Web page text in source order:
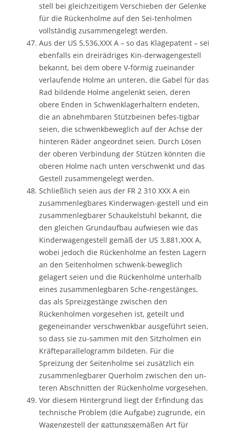
stell bei gleichzeitigem Verschieben der Gelenke
für die Rückenholme auf den Sei-tenholmen
vollständig zusammengelegt werden.
Aus der US 5,536,XXX A – so das Klagepatent – sei
ebenfalls ein dreirädriges Kin-derwagengestell
bekannt, bei dem obere V-förmig zueinander
verlaufende Holme an unteren, die Gabel für das
Rad bildende Holme angelenkt seien, deren
obere Enden in Schwenklagerhaltern endeten,
die an abnehmbaren Stützbeinen befes-tigbar
seien, die schwenkbeweglich auf der Achse der
hinteren Räder angeordnet seien. Durch Lösen
der oberen Verbindung der Stützen könnten die
oberen Holme nach unten verschwenkt und das
Gestell zusammengelegt werden.
Schließlich seien aus der FR 2 310 XXX A ein
zusammenlegbares Kinderwagen-gestell und ein
zusammenlegbarer Schaukelstuhl bekannt, die
den gleichen Grundaufbau aufwiesen wie das
Kinderwagengestell gemäß der US 3,881,XXX A,
wobei jedoch die Rückenholme an festen Lagern
an den Seitenholmen schwenk-beweglich
gelagert seien und die Rückenholme unterhalb
eines zusammenlegbaren Sche-rengestänges,
das als Spreizgestänge zwischen den
Rückenholmen vorgesehen ist, geteilt und
gegeneinander verschwenkbar ausgeführt seien,
so dass sie zu-sammen mit den Sitzholmen ein
Kräfteparallelogramm bildeten. Für die
Spreizung der Seitenholme sei zusätzlich ein
zusammenlegbarer Querholm zwischen den un-
teren Abschnitten der Rückenholme vorgesehen.
Vor diesem Hintergrund liegt der Erfindung das
technische Problem (die Aufgabe) zugrunde, ein
Wagengestell der gattungsgemäßen Art für